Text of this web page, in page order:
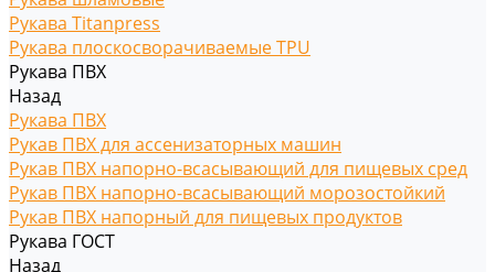
Рукава Titanpress
Рукава плоскосворачиваемые TPU
Рукава ПВХ
Назад
Рукава ПВХ
Рукав ПВХ для ассенизаторных машин
Рукав ПВХ напорно-всасывающий для пищевых сред
Рукав ПВХ напорно-всасывающий морозостойкий
Рукав ПВХ напорный для пищевых продуктов
Рукава ГОСТ
Назад